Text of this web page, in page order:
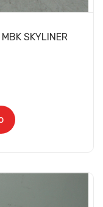
SKYLINER